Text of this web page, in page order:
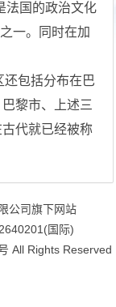
法国的政治文化
一。同时在加
还包括分布在巴
黎市、上述三
代就已经被称
公司旗下网站
国际)
All Rights Reserved